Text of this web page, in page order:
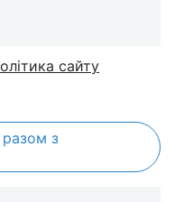
сайту
разом з